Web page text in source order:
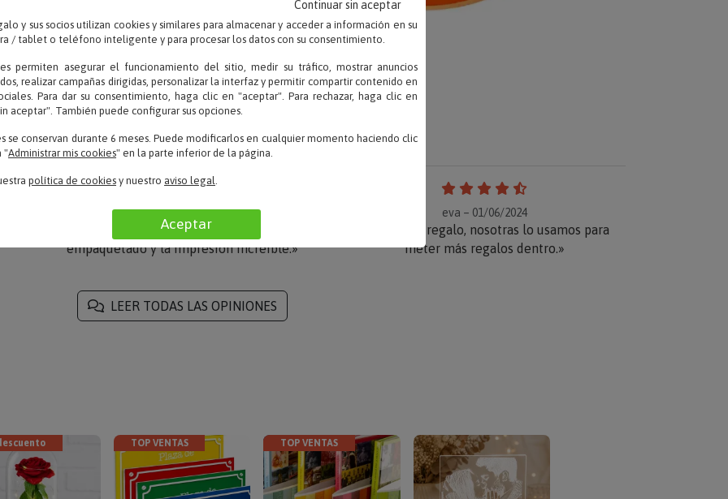
OPINIONES
Cristina – 16/06/2024
«La caja perfecta, todo muy bien
empaquetado y la impresión increíble.»
eva – 01/06/2024
«Ideal para regalo, nosotras lo usamos para
meter más regalos dentro.»
LEER TODAS LAS OPINIONES
TOP VENTAS TOP VENTAS
y sus socios utilizan cookies y similares para almacenar y acceder a información en su
/ tablet o teléfono inteligente y para procesar los datos con su consentimiento.
permiten asegurar el funcionamiento del sitio, medir su tráfico, mostrar anuncios
realizar campañas dirigidas, personalizar la interfaz y permitir compartir contenido en
Para dar su consentimiento, haga clic en "aceptar". Para rechazar, haga clic en
aceptar". También puede configurar sus opciones.
se conservan durante 6 meses. Puede modificarlos en cualquier momento haciendo clic
"Administrar mis cookies" en la parte inferior de la página.
política de cookies y nuestro aviso legal
Aceptar
Continuar sin aceptar